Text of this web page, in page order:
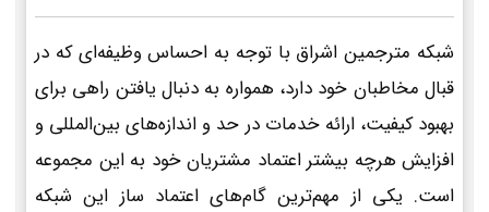
شبکه مترجمین اشراق با توجه به احساس وظیفه‌ای که در
قبال مخاطبان خود دارد، همواره به دنبال یافتن راهی برای
بهبود کیفیت، ارائه خدمات در حد و اندازه‌های بین‌المللی و
افزایش هرچه بیشتر اعتماد مشتریان خود به این مجموعه
است. یکی از مهم‌ترین گام‌های اعتماد ساز این شبکه